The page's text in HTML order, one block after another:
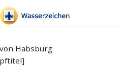
Habsburg